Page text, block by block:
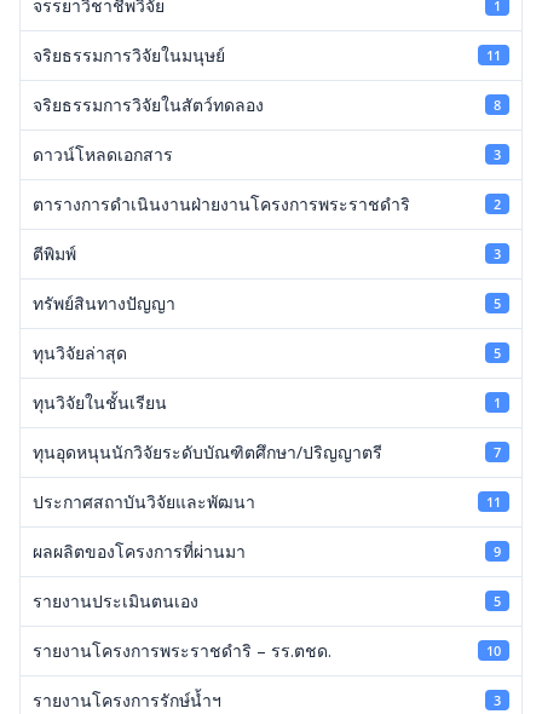
จรรยาวิชาชีพวิจัย 1
จริยธรรมการวิจัยในมนุษย์ 11
จริยธรรมการวิจัยในสัตว์ทดลอง 8
ดาวน์โหลดเอกสาร 3
ตารางการดำเนินงานฝ่ายงานโครงการพระราชดำริ 2
ตีพิมพ์ 3
ทรัพย์สินทางปัญญา 5
ทุนวิจัยล่าสุด 5
ทุนวิจัยในชั้นเรียน 1
ทุนอุดหนุนนักวิจัยระดับบัณฑิตศึกษา/ปริญญาตรี 7
ประกาศสถาบันวิจัยและพัฒนา 11
ผลผลิตของโครงการที่ผ่านมา 9
รายงานประเมินตนเอง 5
รายงานโครงการพระราชดำริ – รร.ตชด. 10
รายงานโครงการรักษ์น้ำฯ 3